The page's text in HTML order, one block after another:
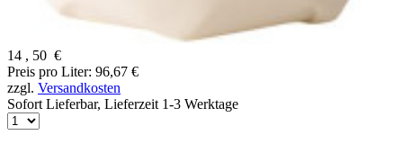
14 , 50 €
Preis pro Liter: 96,67 €
zzgl. Versandkosten
Sofort Lieferbar, Lieferzeit 1-3 Werktage